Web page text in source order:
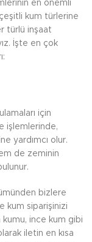
en önemli
kum türlerine
türlü inşaat
İşte en çok
için
işlemlerinde,
yardımcı olur.
de zeminin
bizlere
kum siparişinizi
ince kum gibi
iletin en kısa